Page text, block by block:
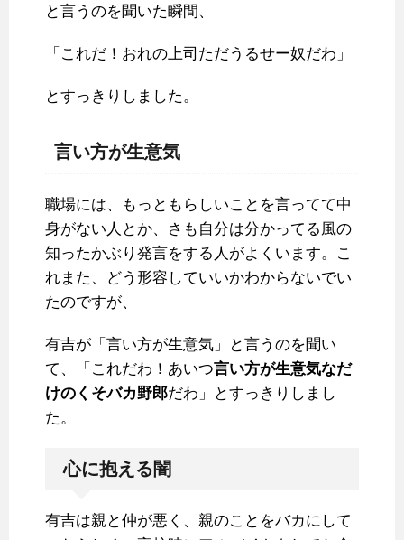
と言うのを聞いた瞬間、
「これだ！おれの上司ただうるせー奴だわ」
とすっきりしました。
言い方が生意気
職場には、もっともらしいことを言ってて中
身がない人とか、さも自分は分かってる風の
知ったかぶり発言をする人がよくいます。こ
れまた、どう形容していいかわからないでい
たのですが、
有吉が「言い方が生意気」と言うのを聞い
て、「これだわ！あいつ言い方が生意気なだ
けのくそバカ野郎だわ」とすっきりしまし
た。
心に抱える闇
有吉は親と仲が悪く、親のことをバカにして